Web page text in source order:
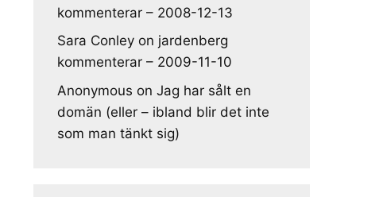
kommenterar – 2008-12-13
Sara Conley on jardenberg
kommenterar – 2009-11-10
Anonymous on Jag har sålt en
domän (eller – ibland blir det inte
som man tänkt sig)